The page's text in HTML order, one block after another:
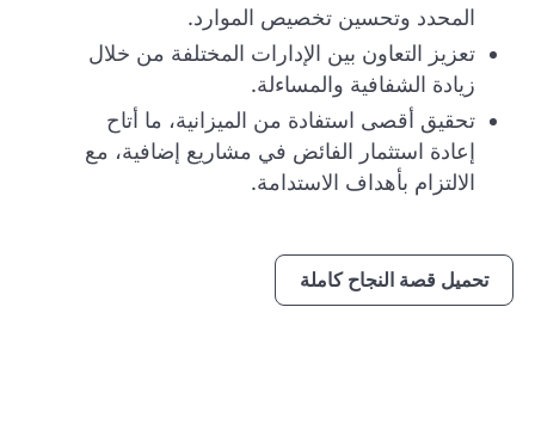
المحدد وتحسين تخصيص الموارد.
تعزيز التعاون بين الإدارات المختلفة من خلال
زيادة الشفافية والمساءلة.
تحقيق أقصى استفادة من الميزانية، ما أتاح
إعادة استثمار الفائض في مشاريع إضافية، مع
الالتزام بأهداف الاستدامة.
تحميل قصة النجاح كاملة